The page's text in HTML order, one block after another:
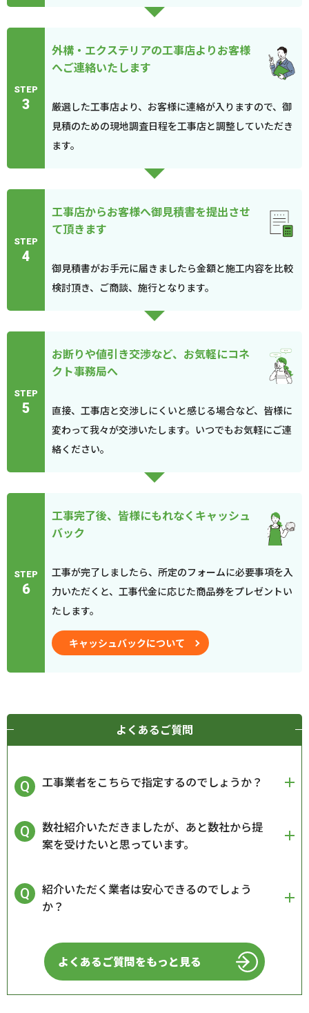
STEP
3
外構・エクステリアの工事店よりお客様
へご連絡いたします
厳選した工事店より、お客様に連絡が入りますので、御
見積のための現地調査日程を工事店と調整していただき
ます。
STEP
4
工事店からお客様へ御見積書を提出させ
て頂きます
御見積書がお手元に届きましたら金額と施工内容を比較
検討頂き、ご商談、施行となります。
STEP
5
お断りや値引き交渉など、お気軽にコネ
クト事務局へ
直接、工事店と交渉しにくいと感じる場合など、皆様に
変わって我々が交渉いたします。いつでもお気軽にご連
絡ください。
STEP
6
工事完了後、皆様にもれなくキャッシュ
バック
工事が完了しましたら、所定のフォームに必要事項を入
力いただくと、工事代金に応じた商品券をプレゼントい
たします。
キャッシュバックについて
よくあるご質問
工事業者をこちらで指定するのでしょうか？
数社紹介いただきましたが、あと数社から提
案を受けたいと思っています。
紹介いただく業者は安心できるのでしょう
か？
よくあるご質問をもっと見る